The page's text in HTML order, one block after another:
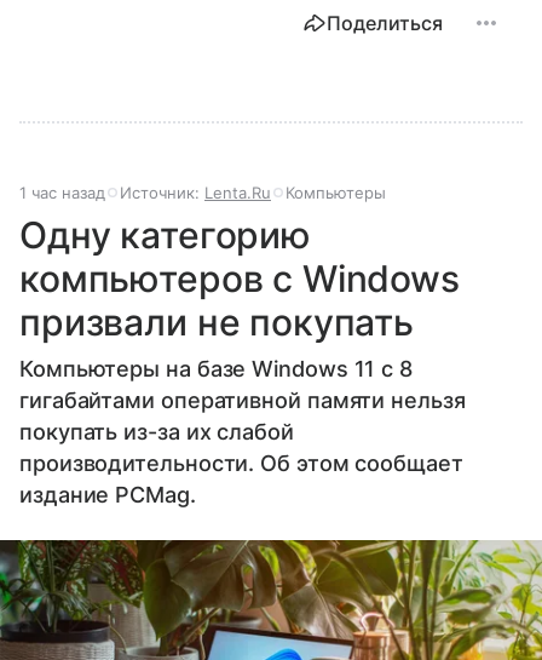
Поделиться
1 час назад Источник: Lenta.Ru Компьютеры
Одну категорию
компьютеров с Windows
призвали не покупать
Компьютеры на базе Windows 11 c 8
гигабайтами оперативной памяти нельзя
покупать из-за их слабой
производительности. Об этом сообщает
издание PCMag.